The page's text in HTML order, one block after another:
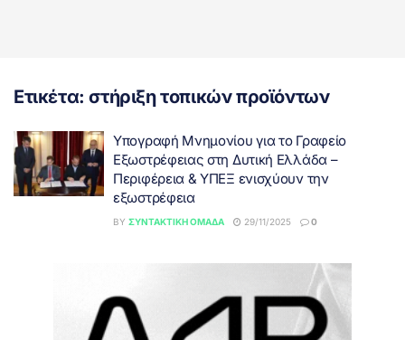
Ετικέτα:στήριξη τοπικών προϊόντων
Υπογραφή Μνημονίου για το Γραφείο
Εξωστρέφειας στη Δυτική Ελλάδα –
Περιφέρεια & ΥΠΕΞ ενισχύουν την
εξωστρέφεια
BY ΣΥΝΤΑΚΤΙΚΉ ΟΜΆΔΑ 29/11/2025 0